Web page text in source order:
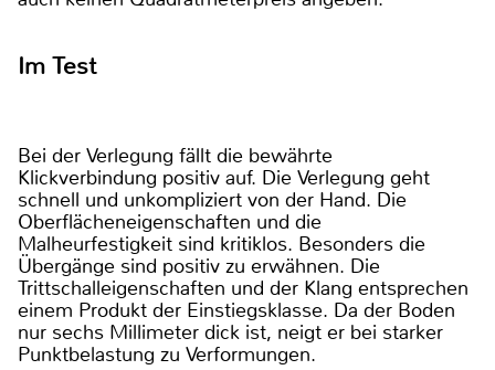
Im Test
Bei der Verlegung fällt die bewährte
Klickverbindung positiv auf. Die Verlegung geht
schnell und unkompliziert von der Hand. Die
Oberflächeneigenschaften und die
Malheurfestigkeit sind kritiklos. Besonders die
Übergänge sind positiv zu erwähnen. Die
Trittschalleigenschaften und der Klang entsprechen
einem Produkt der Einstiegsklasse. Da der Boden
nur sechs Millimeter dick ist, neigt er bei starker
Punktbelastung zu Verformungen.